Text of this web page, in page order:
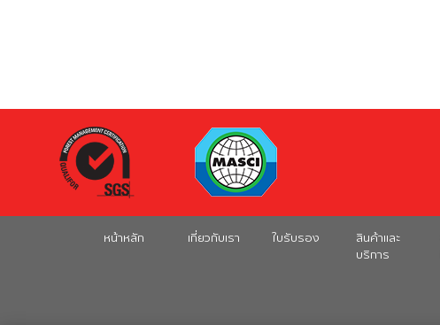
หน้าหลัก เกี่ยวกับเรา ใบรับรอง
สินค้าและ
บริการ